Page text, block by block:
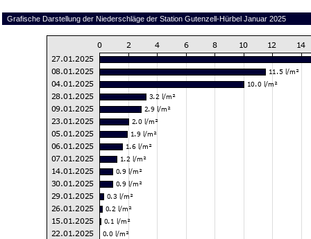
Grafische Darstellung der Niederschläge der Station Gutenzell-Hürbel Januar 2025